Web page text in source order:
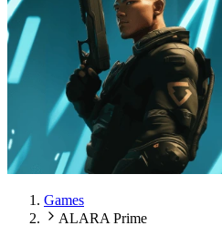
Games
ALARA Prime